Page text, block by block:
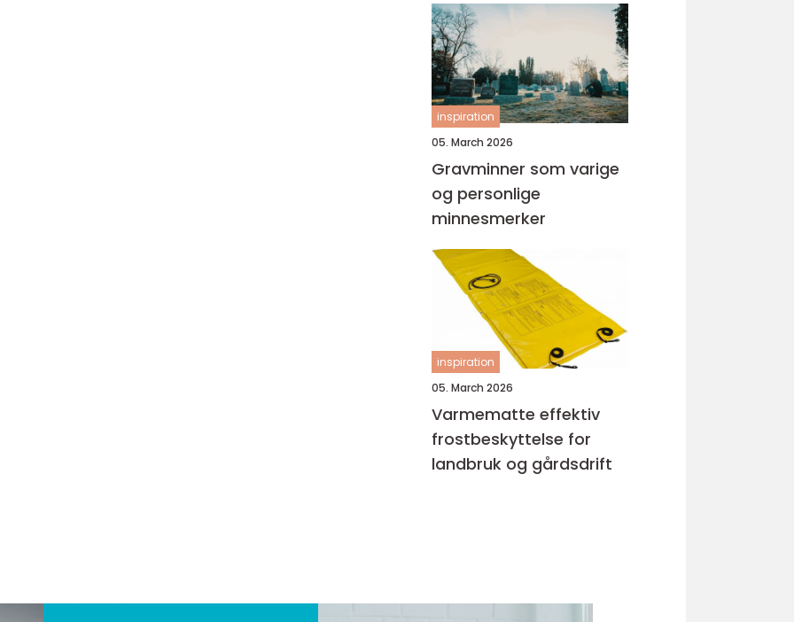
inspiration
05. March 2026
Gravminner som varige
og personlige
minnesmerker
inspiration
05. March 2026
Varmematte effektiv
frostbeskyttelse for
landbruk og gårdsdrift